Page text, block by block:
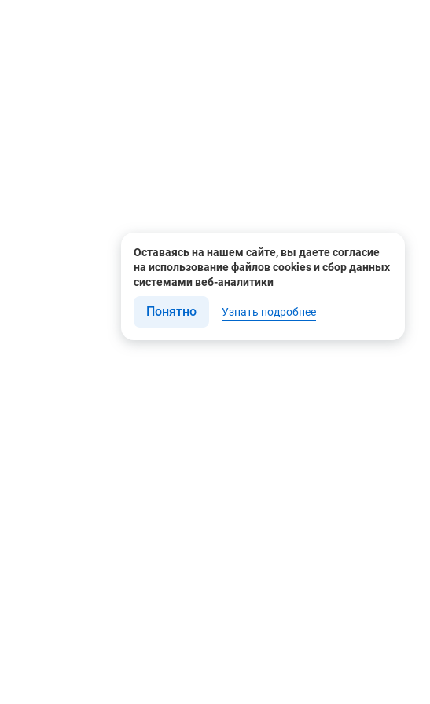
Оставаясь на нашем сайте, вы даете согласие
на использование файлов cookies и сбор данных
системами веб-аналитики
Понятно Узнать подробнее